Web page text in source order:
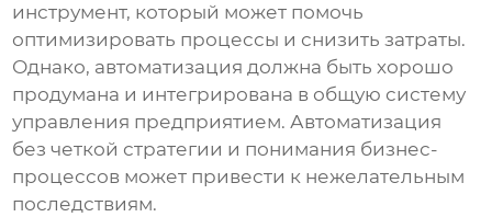
инструмент, который может помочь
оптимизировать процессы и снизить затраты.
Однако, автоматизация должна быть хорошо
продумана и интегрирована в общую систему
управления предприятием. Автоматизация
без четкой стратегии и понимания бизнес-
процессов может привести к нежелательным
последствиям.